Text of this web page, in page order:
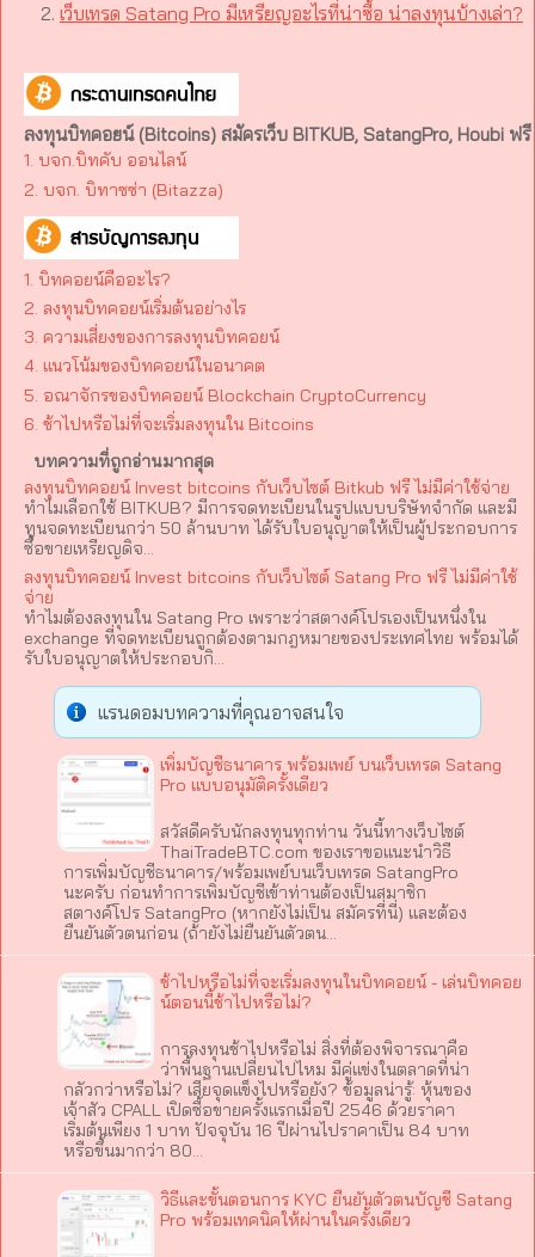
เว็บเทรด Satang Pro มีเหรียญอะไรที่น่าซื้อ น่าลงทุนบ้างเล่า?
ลงทุนบิทคอยน์ (Bitcoins) สมัครเว็บ BITKUB, SatangPro, Houbi ฟรี
1. บจก.บิทคับ ออนไลน์
2. บจก. บิทาซซ่า (Bitazza)​
1. บิทคอยน์คืออะไร?
2. ลงทุนบิทคอยน์เริ่มต้นอย่างไร
3. ความเสี่ยงของการลงทุนบิทคอยน์
4. แนวโน้มของบิทคอยน์ในอนาคต
5. อณาจักรของบิทคอยน์ Blockchain CryptoCurrency
6. ช้าไปหรือไม่ที่จะเริ่มลงทุนใน Bitcoins
บทความที่ถูกอ่านมากสุด
ลงทุนบิทคอยน์ Invest bitcoins กับเว็บไซต์ Bitkub ฟรี ไม่มีค่าใช้จ่าย
ทำไมเลือกใช้ BITKUB? มีการจดทะเบียนในรูปแบบบริษัทจำกัด และมี
ทุนจดทะเบียนกว่า 50 ล้านบาท ได้รับใบอนุญาตให้เป็นผู้ประกอบการ
ซื้อขายเหรียญดิจ...
ลงทุนบิทคอยน์ Invest bitcoins กับเว็บไซต์ Satang Pro ฟรี ไม่มีค่าใช้
จ่าย
ทำไมต้องลงทุนใน Satang Pro เพราะว่าสตางค์โปรเองเป็นหนึ่งใน
exchange ที่จดทะเบียนถูกต้องตามกฎหมายของประเทศไทย พร้อมได้
รับใบอนุญาตให้ประกอบกิ...
แรนดอมบทความที่คุณอาจสนใจ
เพิ่มบัญชีธนาคาร พร้อมเพย์ บนเว็บเทรด Satang
Pro แบบอนุมัติครั้งเดียว
สวัสดีครับนักลงทุนทุกท่าน วันนี้ทางเว็บไซต์
ThaiTradeBTC.com ของเราขอแนะนำวิธี
การเพิ่มบัญชีธนาคาร/พร้อมเพย์บนเว็บเทรด SatangPro
นะครับ ก่อนทำการเพิ่มบัญชีเข้าท่านต้องเป็นสมาชิก
สตางค์โปร SatangPro (หากยังไม่เป็น สมัครที่นี่) และต้อง
ยืนยันตัวตนก่อน (ถ้ายังไม่ยืนยันตัวตน…
ช้าไปหรือไม่ที่จะเริ่มลงทุนในบิทคอยน์ - เล่นบิทคอย
น์ตอนนี้ช้าไปหรือไม่?
การลงทุนช้าไปหรือไม่ สิ่งที่ต้องพิจารณาคือ
ว่าพื้นฐานเปลี่ยนไปไหม มีคู่แข่งในตลาดที่น่า
กลัวกว่าหรือไม่? เสียจุดแข็งไปหรือยัง? ข้อมูลน่ารู้: หุ้นของ
เจ้าสัว CPALL เปิดซื้อขายครั้งแรกเมื่อปี 2546 ด้วยราคา
เริ่มต้นเพียง 1 บาท ปัจจุบัน 16 ปีผ่านไปราคาเป็น 84 บาท
หรือขึ้นมากว่า 80…
วิธีและขั้นตอนการ KYC ยืนยันตัวตนบัญชี Satang
Pro พร้อมเทคนิคให้ผ่านในครั้งเดียว